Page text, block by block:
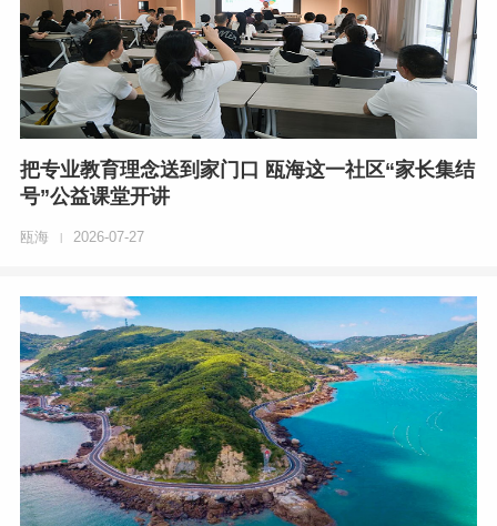
把专业教育理念送到家门口 瓯海这一社区“家长集结
号”公益课堂开讲
瓯海 | 2026-07-27